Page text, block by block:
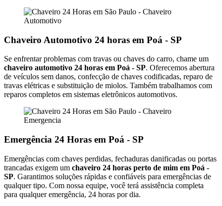
Chaveiro Automotivo 24 horas em Poá - SP
Se enfrentar problemas com travas ou chaves do carro, chame um
chaveiro automotivo 24 horas em Poá - SP. Oferecemos abertura
de veículos sem danos, confecção de chaves codificadas, reparo de
travas elétricas e substituição de miolos. Também trabalhamos com
reparos completos em sistemas eletrônicos automotivos.
Emergência 24 Horas em Poá - SP
Emergências com chaves perdidas, fechaduras danificadas ou portas
trancadas exigem um chaveiro 24 horas perto de mim em Poá -
SP. Garantimos soluções rápidas e confiáveis para emergências de
qualquer tipo. Com nossa equipe, você terá assistência completa
para qualquer emergência, 24 horas por dia.